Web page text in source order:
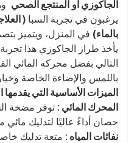
الجاكوزي او المنتجع الصحي
يرغبون في تجربة السبا (
بالماء) في المنزل، ويتميز
يأخذ طراز الجاكوزي هذا
التالي بفضل محركه المائي
باللمس والإضاءة الخاصة
الميزات الأساسية التي يقدمها
المحرك المائي
حصان أداءً عاليًا لتدليك مائي
نفاثات المياه : متعة تدليك